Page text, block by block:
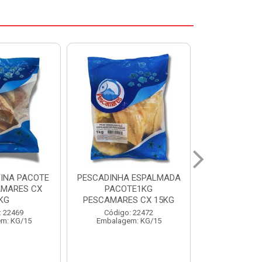
CX 15KG
22472
KG/15
FILE DE PANGA PREMIUM
PACOTE 1KG CAIXA 10KG
Código: 20021
Embalagem: KG/10